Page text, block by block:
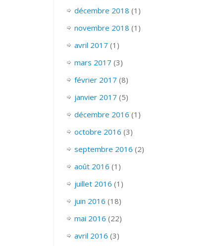
décembre 2018 (1)
novembre 2018 (1)
avril 2017 (1)
mars 2017 (3)
février 2017 (8)
janvier 2017 (5)
décembre 2016 (1)
octobre 2016 (3)
septembre 2016 (2)
août 2016 (1)
juillet 2016 (1)
juin 2016 (18)
mai 2016 (22)
avril 2016 (3)